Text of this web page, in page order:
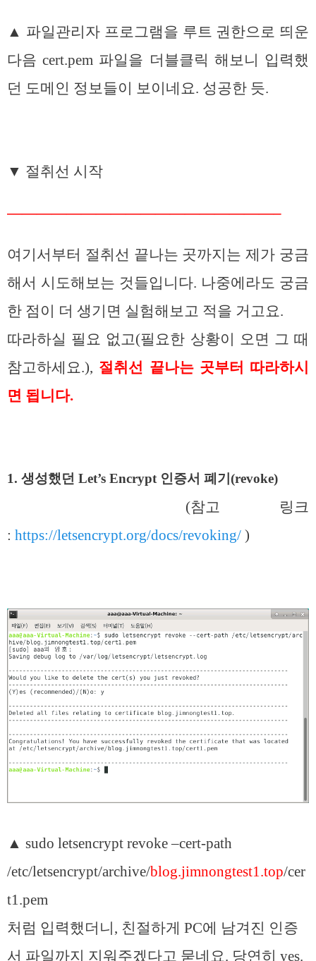
▲ 파일관리자 프로그램을 루트 권한으로 띄운
다음 cert.pem 파일을 더블클릭 해보니 입력했
던 도메인 정보들이 보이네요. 성공한 듯.
▼ 절취선 시작
——————————————————–
여기서부터 절취선 끝나는 곳까지는 제가 궁금
해서 시도해보는 것들입니다. 나중에라도 궁금
한 점이 더 생기면 실험해보고 적을 거고요.
따라하실 필요 없고(필요한 상황이 오면 그 때
참고하세요.), 절취선 끝나는 곳부터 따라하시
면 됩니다.
1. 생성했던 Let’s Encrypt 인증서 폐기(revoke)
(참고 링크
: https://letsencrypt.org/docs/revoking/ )
▲ sudo letsencrypt revoke –cert-path
/etc/letsencrypt/archive/blog.jimnongtest1.top/cer
t1.pem
처럼 입력했더니, 친절하게 PC에 남겨진 인증
서 파일까지 지워주겠다고 묻네요. 당연히 yes.